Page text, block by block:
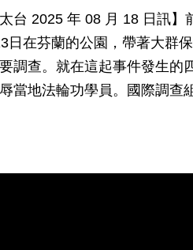
太台 2025 年 08 月 18 日訊
日在芬蘭的公園，帶著大群
調查。就在這起事件發生的
當地法輪功學員。國際調查